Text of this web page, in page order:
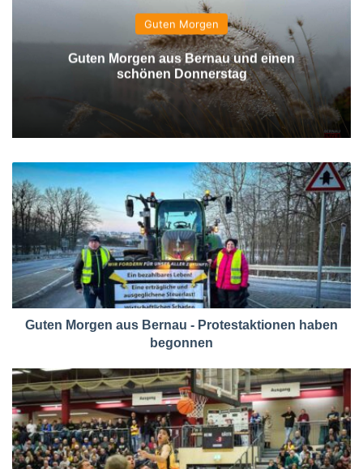
Guten Morgen
Guten Morgen aus Bernau und einen
schönen Donnerstag
Guten Morgen aus Bernau - Protestaktionen haben
begonnen